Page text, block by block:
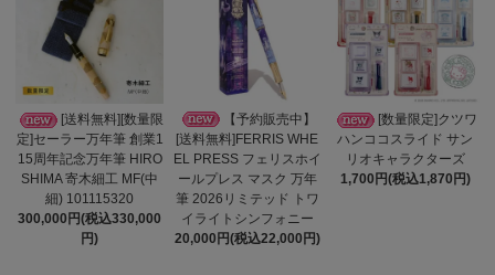
[送料無料][数量限
定]セーラー万年筆 創業1
15周年記念万年筆 HIRO
SHIMA 寄木細工 MF(中
細) 101115320
300,000円(税込330,000
円)
【予約販売中】
[送料無料]FERRIS WHE
EL PRESS フェリスホイ
ールプレス マスク 万年
筆 2026リミテッド トワ
イライトシンフォニー
20,000円(税込22,000円)
[数量限定]クツワ
ハンココスライド サン
リオキャラクターズ
1,700円(税込1,870円)